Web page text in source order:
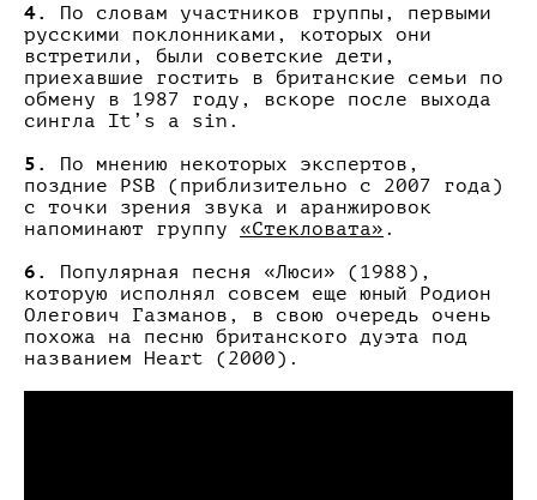
4.
По словам участников группы, первыми
русскими поклонниками, которых они
встретили, были советские дети,
приехавшие гостить в британские семьи по
обмену в 1987 году, вскоре после выхода
сингла It’s a sin.
5. По мнению некоторых экспертов,
поздние PSB (приблизительно с 2007 года)
с точки зрения звука и аранжировок
напоминают группу «Стекловата» .
6.
Популярная песня «Люси» (1988),
которую исполнял совсем еще юный Родион
Олегович Газманов, в свою очередь очень
похожа на песню британского дуэта под
названием Heart (2000).